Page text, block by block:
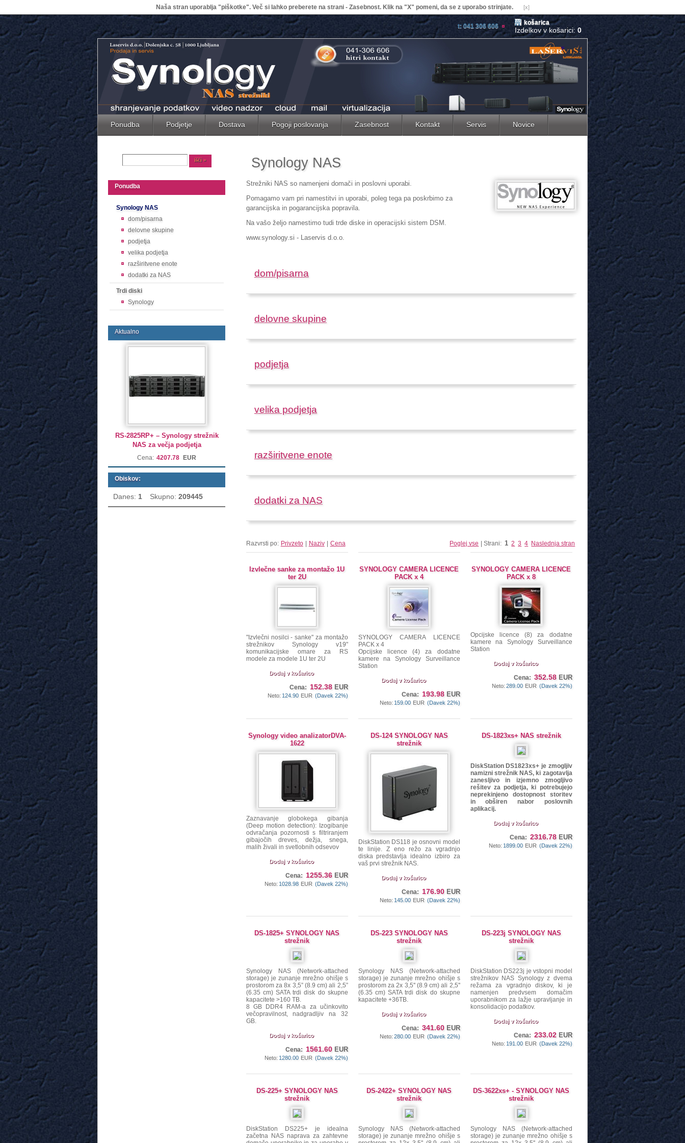
Naša stran uporablja "piškotke". Več si lahko preberete na strani - Zasebnost. Klik na "X" pomeni, da se z uporabo strinjate. [x]
t: 041 306 606 košarica
Izdelkov v košarici: 0
Ponudba Podjetje Dostava Pogoji poslovanja Zasebnost Kontakt Servis Novice
Ponudba
Synology NAS
dom/pisarna
delovne skupine
podjetja
velika podjetja
razširitvene enote
dodatki za NAS
Trdi diski
Synology
Aktualno
RS-2825RP+ – Synology strežnik
NAS za večja podjetja
Cena: 4207.78 EUR
Obiskov:
Danes: 1 Skupno: 209445
Synology NAS
Strežniki NAS so namenjeni domači in poslovni uporabi.
Pomagamo vam pri namestitvi in uporabi, poleg tega pa poskrbimo za
garancijska in pogarancijska popravila.
Na vašo željo namestimo tudi trde diske in operacijski sistem DSM.
www.synology.si - Laservis d.o.o.
dom/pisarna
delovne skupine
podjetja
velika podjetja
razširitvene enote
dodatki za NAS
Razvrsti po: Privzeto Naziv Cena Poglej vse | Strani: 1 2 3 4 Naslednja stran
Izvlečne sanke za montažo 1U
ter 2U
"Izvlečni nosilci - sanke" za montažo
strežnikov Synology v19"
komunikacijske omare za RS
modele za modele 1U ter 2U
Dodaj v košarico
Cena: 152.38 EUR
Neto: 124.90 EUR (Davek 22%)
SYNOLOGY CAMERA LICENCE
PACK x 4
SYNOLOGY CAMERA LICENCE
PACK x 4
Opcijske licence (4) za dodatne
kamere na Synology Surveillance
Station
Dodaj v košarico
Cena: 193.98 EUR
Neto: 159.00 EUR (Davek 22%)
SYNOLOGY CAMERA LICENCE
PACK x 8
Opcijske licence (8) za dodatne
kamere na Synology Surveillance
Station
Dodaj v košarico
Cena: 352.58 EUR
Neto: 289.00 EUR (Davek 22%)
Synology video analizatorDVA-
1622
Zaznavanje globokega gibanja
(Deep motion detection): Izogibanje
odvračanja pozornosti s filtriranjem
gibajočih dreves, dežja, snega,
malih živali in svetlobnih odsevov
Dodaj v košarico
Cena: 1255.36 EUR
Neto: 1028.98 EUR (Davek 22%)
DS-124 SYNOLOGY NAS
strežnik
DiskStation DS118 je osnovni model
te linije. Z eno režo za vgradnjo
diska predstavlja idealno izbiro za
vaš prvi strežnik NAS.
Dodaj v košarico
Cena: 176.90 EUR
Neto: 145.00 EUR (Davek 22%)
DS-1823xs+ NAS strežnik
DiskStation DS1823xs+ je zmogljiv
namizni strežnik NAS, ki zagotavlja
zanesljivo in izjemno zmogljivo
rešitev za podjetja, ki potrebujejo
neprekinjeno dostopnost storitev
in obširen nabor poslovnih
aplikacij.
Dodaj v košarico
Cena: 2316.78 EUR
Neto: 1899.00 EUR (Davek 22%)
DS-1825+ SYNOLOGY NAS
strežnik
Synology NAS (Network-attached
storage) je zunanje mrežno ohišje s
prostorom za 8x 3,5” (8.9 cm) ali 2,5”
(6.35 cm) SATA trdi disk do skupne
kapacitete >160 TB.
8 GB DDR4 RAM-a za učinkovito
večopravilnost, nadgradljiv na 32
GB.
Dodaj v košarico
Cena: 1561.60 EUR
Neto: 1280.00 EUR (Davek 22%)
DS-223 SYNOLOGY NAS
strežnik
Synology NAS (Network-attached
storage) je zunanje mrežno ohišje s
prostorom za 2x 3,5'' (8.9 cm) ali 2,5''
(6.35 cm) SATA trdi disk do skupne
kapacitete +36TB.
Dodaj v košarico
Cena: 341.60 EUR
Neto: 280.00 EUR (Davek 22%)
DS-223j SYNOLOGY NAS
strežnik
DiskStation DS223j je vstopni model
strežnikov NAS Synology z dvema
režama za vgradnjo diskov, ki je
namenjen predvsem domačim
uporabnikom za lažje upravljanje in
konsolidacijo podatkov.
Dodaj v košarico
Cena: 233.02 EUR
Neto: 191.00 EUR (Davek 22%)
DS-225+ SYNOLOGY NAS
strežnik
DiskStation DS225+ je idealna
začetna NAS naprava za zahtevne
DS-2422+ SYNOLOGY NAS
strežnik
Synology NAS (Network-attached
storage) je zunanje mrežno ohišje s
DS-3622xs+ - SYNOLOGY NAS
strežnik
Synology NAS (Network-attached
storage) je zunanje mrežno ohišje s